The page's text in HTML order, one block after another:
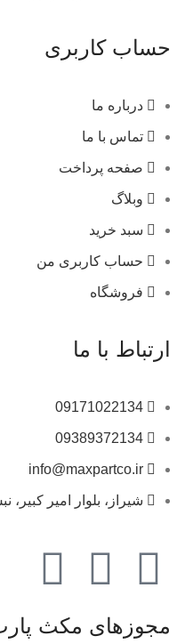
حساب کاربری
درباره ما
تماس با ما
صفحه پرداخت
وبلاگ
سبد خرید
حساب کاربری من
فروشگاه
ارتباط با ما
09171022134
09389372134
info@maxpartco.ir
شیراز، بلوار امیر کبیر،
مجوزهای مکث